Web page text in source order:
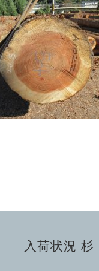
入荷状況 杉